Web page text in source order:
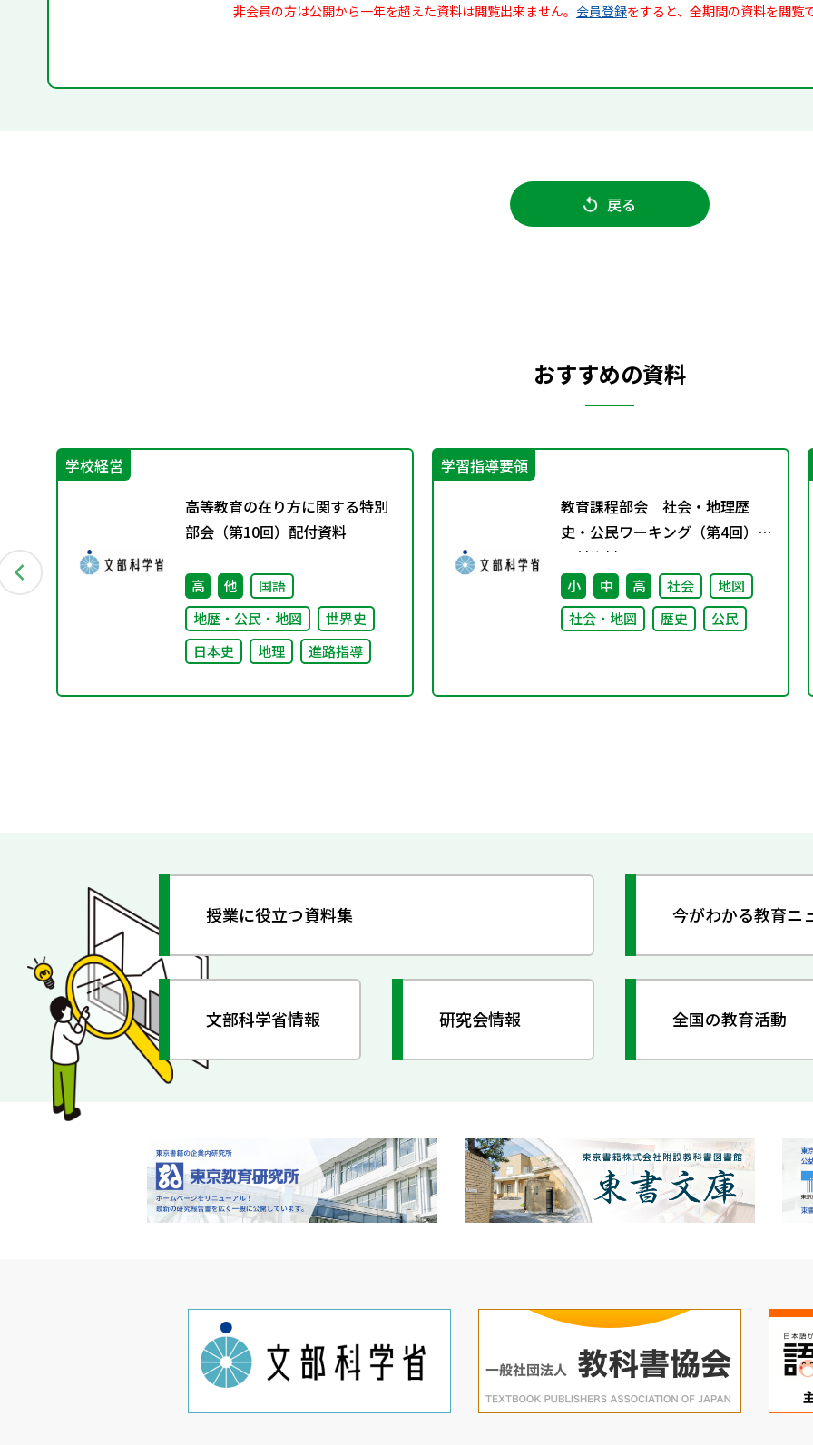
非会員の方は公開から一年を超えた資料は閲覧出来ません。 会員登録をすると、全期間の資料を閲覧
戻る
おすすめの資料
学校経営
高等教育の在り方に関する特別
部会（第10回）配付資料
高 他
国語
地歴・公民・地図
世界史
日本史
地理 進路指導
学習指導要領
教育課程部会 社会・地理歴
史・公民ワーキング（第4回）
配付資料
小 中 高 社会
地図
社会・地図
歴史 公民
授業に役立つ資料集 今がわかる教育ニ
文部科学省情報 研究会情報 全国の教育活動